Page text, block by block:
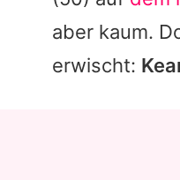
aber kaum.
erwischt: